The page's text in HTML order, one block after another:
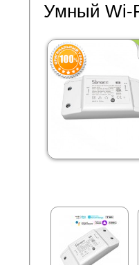
Умный Wi-